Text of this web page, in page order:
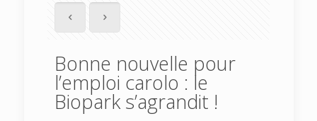
Bonne nouvelle pour
l’emploi carolo : le
Biopark s’agrandit !